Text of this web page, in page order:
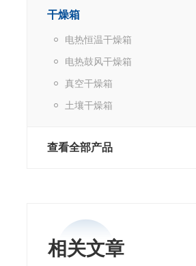
干燥箱
电热恒温干燥箱
电热鼓风干燥箱
真空干燥箱
土壤干燥箱
查看全部产品
相关文章